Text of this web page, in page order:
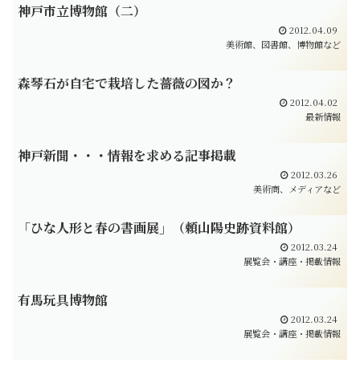
神戸市立博物館（二）
2012.04.09
美術館、図書館、博物館など
森琴石が自宅で栽培した薔薇の図か？
2012.04.02
最新情報
神戸新聞・・・情報を求める記事掲載
2012.03.26
美術商、メディアなど
「ひな人形と春の書画展」（頼山陽史跡資料館）
2012.03.24
展覧会・講座・掲載情報
有馬玩具博物館
2012.03.24
展覧会・講座・掲載情報